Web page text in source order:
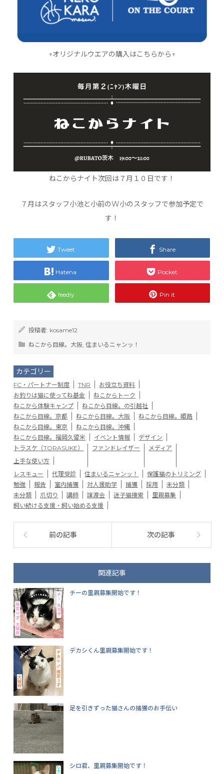
↑オリジナルウエアの購入はこちらから↑
ねこからナイト次回は７月１０日です！
７月はスタッフ小池と小前のW小のスタッフで参加予定で
す！
Tweet Share
Hatena Pocket
feedly Pin it
投稿者: kosame12
ねこから目線。大阪 ,住まいるニャンッ！
カテゴリー
FC・パートナー制度 TNR
お役立ち資料
お釣りは猫に使ってね基金
ねこからトーク
ねこから体験キャンプ
ねこから目線。の引越社
ねこから目線。京都
ねこから目線。大阪
ねこから目線。姫路
ねこから目線。東京
ねこから目線。沖縄
ねこから目線。福岡久留米
イベント情報
デザイン
トラスケ（TORASUKE）
上手な使い方
ファンドレイザー メディア
レスキュー 代理受診 住まいるニャンッ！
保護猫のトリミング
勉強
報告 室内捕獲 対人援助学 捕獲 採用
未分類
未分類
爪切り 講師 譲渡会 迷子猫捜索
里親募集
飼い続ける支援・飼い始める支援
前の記事 次の記事
関連記事
チーの里親募集開始です！
デカシくん里親募集開始です！
足を引きずった猫さんの捕獲のお手伝い
シロ君、里親募集開始です！